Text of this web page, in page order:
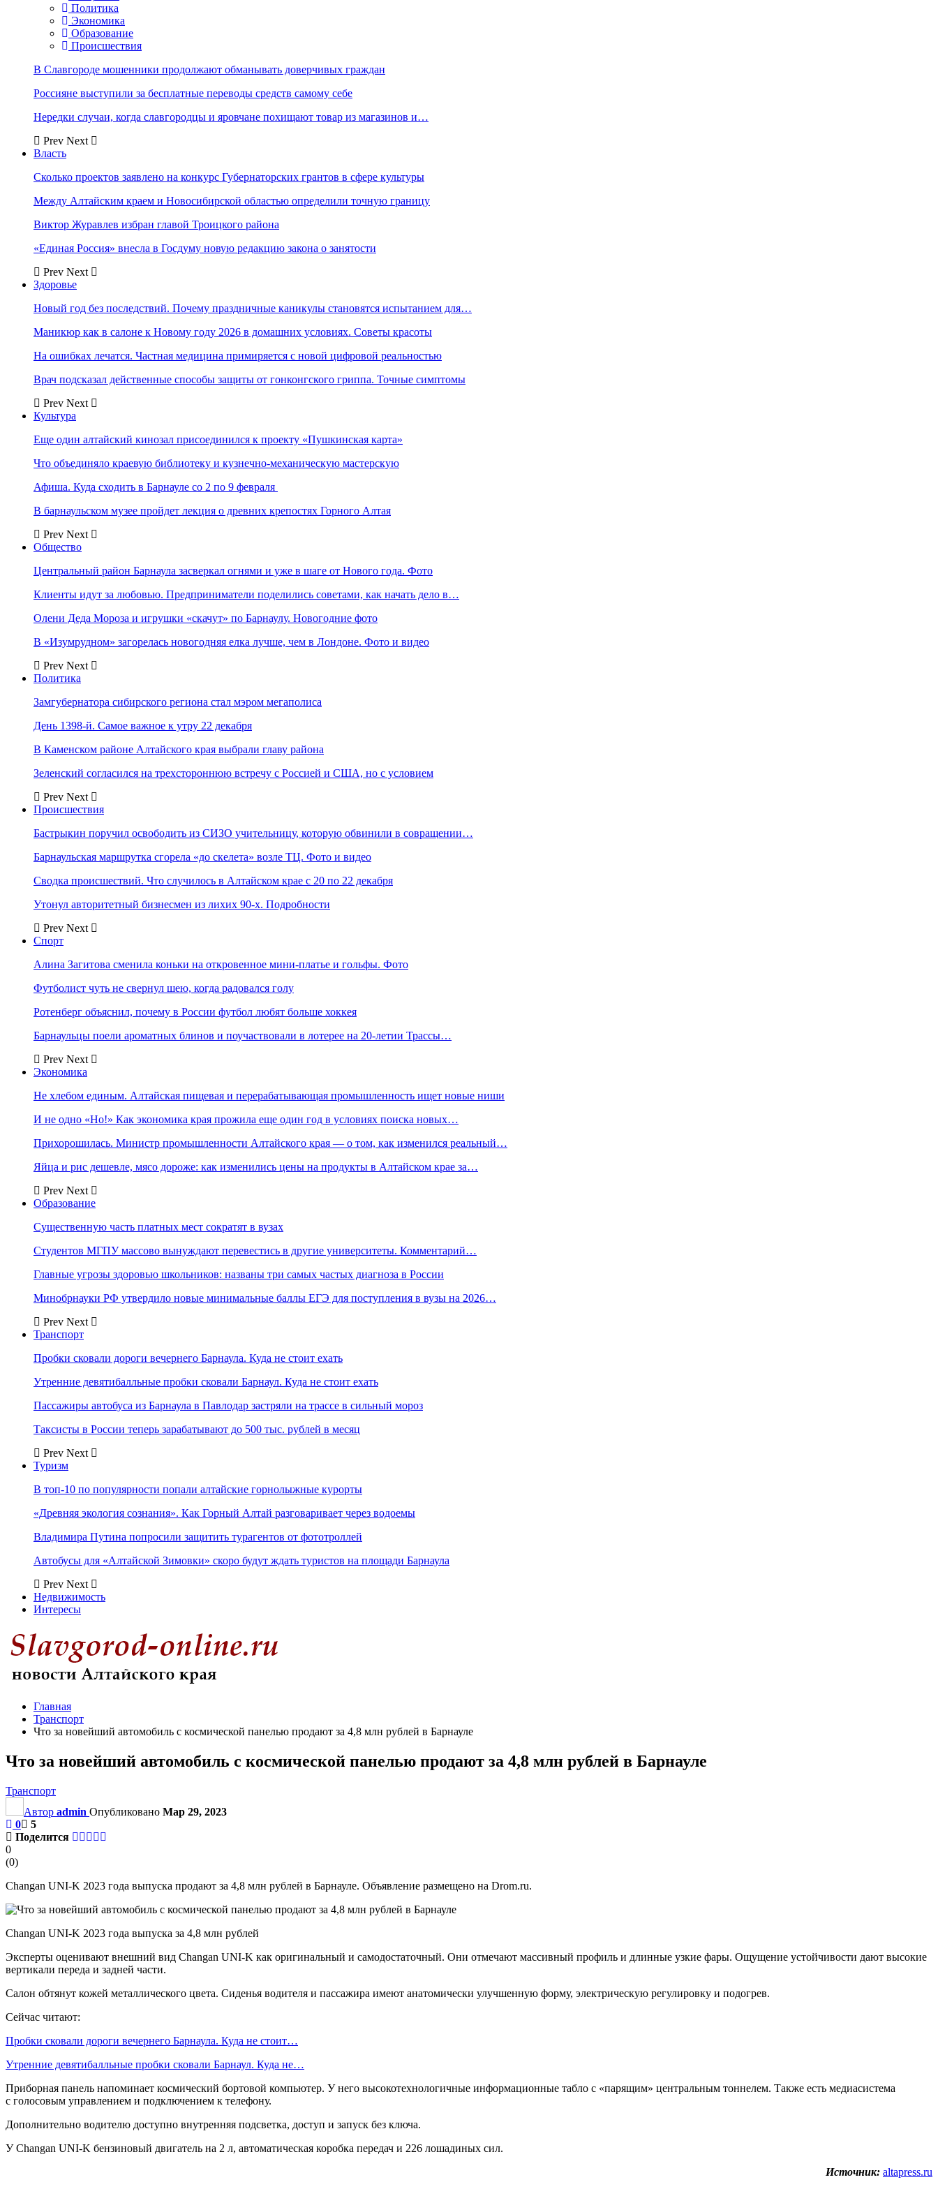
Политика
Экономика
Образование
Происшествия
В Славгороде мошенники продолжают обманывать доверчивых граждан
Россияне выступили за бесплатные переводы средств самому себе
Нередки случаи, когда славгородцы и яровчане похищают товар из магазинов и…
Prev Next
Власть
Сколько проектов заявлено на конкурс Губернаторских грантов в сфере культуры
Между Алтайским краем и Новосибирской областью определили точную границу
Виктор Журавлев избран главой Троицкого района
«Единая Россия» внесла в Госдуму новую редакцию закона о занятости
Prev Next
Здоровье
Новый год без последствий. Почему праздничные каникулы становятся испытанием для…
Маникюр как в салоне к Новому году 2026 в домашних условиях. Советы красоты
На ошибках лечатся. Частная медицина примиряется с новой цифровой реальностью
Врач подсказал действенные способы защиты от гонконгского гриппа. Точные симптомы
Prev Next
Культура
Еще один алтайский кинозал присоединился к проекту «Пушкинская карта»
Что объединяло краевую библиотеку и кузнечно-механическую мастерскую
Афиша. Куда сходить в Барнауле со 2 по 9 февраля
В барнаульском музее пройдет лекция о древних крепостях Горного Алтая
Prev Next
Общество
Центральный район Барнаула засверкал огнями и уже в шаге от Нового года. Фото
Клиенты идут за любовью. Предприниматели поделились советами, как начать дело в…
Олени Деда Мороза и игрушки «скачут» по Барнаулу. Новогодние фото
В «Изумрудном» загорелась новогодняя елка лучше, чем в Лондоне. Фото и видео
Prev Next
Политика
Замгубернатора сибирского региона стал мэром мегаполиса
День 1398-й. Самое важное к утру 22 декабря
В Каменском районе Алтайского края выбрали главу района
Зеленский согласился на трехстороннюю встречу с Россией и США, но с условием
Prev Next
Происшествия
Бастрыкин поручил освободить из СИЗО учительницу, которую обвинили в совращении…
Барнаульская маршрутка сгорела «до скелета» возле ТЦ. Фото и видео
Сводка происшествий. Что случилось в Алтайском крае с 20 по 22 декабря
Утонул авторитетный бизнесмен из лихих 90-х. Подробности
Prev Next
Спорт
Алина Загитова сменила коньки на откровенное мини-платье и гольфы. Фото
Футболист чуть не свернул шею, когда радовался голу
Ротенберг объяснил, почему в России футбол любят больше хоккея
Барнаульцы поели ароматных блинов и поучаствовали в лотерее на 20-летии Трассы…
Prev Next
Экономика
Не хлебом единым. Алтайская пищевая и перерабатывающая промышленность ищет новые ниши
И не одно «Но!» Как экономика края прожила еще один год в условиях поиска новых…
Прихорошилась. Министр промышленности Алтайского края — о том, как изменился реальный…
Яйца и рис дешевле, мясо дороже: как изменились цены на продукты в Алтайском крае за…
Prev Next
Образование
Существенную часть платных мест сократят в вузах
Студентов МГПУ массово вынуждают перевестись в другие университеты. Комментарий…
Главные угрозы здоровью школьников: названы три самых частых диагноза в России
Минобрнауки РФ утвердило новые минимальные баллы ЕГЭ для поступления в вузы на 2026…
Prev Next
Транспорт
Пробки сковали дороги вечернего Барнаула. Куда не стоит ехать
Утренние девятибалльные пробки сковали Барнаул. Куда не стоит ехать
Пассажиры автобуса из Барнаула в Павлодар застряли на трассе в сильный мороз
Таксисты в России теперь зарабатывают до 500 тыс. рублей в месяц
Prev Next
Туризм
В топ-10 по популярности попали алтайские горнолыжные курорты
«Древняя экология сознания». Как Горный Алтай разговаривает через водоемы
Владимира Путина попросили защитить турагентов от фототроллей
Автобусы для «Алтайской Зимовки» скоро будут ждать туристов на площади Барнаула
Prev Next
Недвижимость
Интересы
Главная
Транспорт
Что за новейший автомобиль с космической панелью продают за 4,8 млн рублей в Барнауле
Что за новейший автомобиль с космической панелью продают за 4,8 млн рублей в Барнауле
Транспорт
Автор admin Опубликовано Мар 29, 2023
0
5
Поделится
0
(0)
Changan UNI-K 2023 года выпуска продают за 4,8 млн рублей в Барнауле. Объявление размещено на Drom.ru.
Changan UNI-K 2023 года выпуска за 4,8 млн рублей
Эксперты оценивают внешний вид Changan UNI-K как оригинальный и самодостаточный. Они отмечают массивный профиль и длинные узкие фары. Ощущение устойчивости дают высокие
вертикали переда и задней части.
Салон обтянут кожей металлического цвета. Сиденья водителя и пассажира имеют анатомически улучшенную форму, электрическую регулировку и подогрев.
Сейчас читают:
Пробки сковали дороги вечернего Барнаула. Куда не стоит…
Утренние девятибалльные пробки сковали Барнаул. Куда не…
Приборная панель напоминает космический бортовой компьютер. У него высокотехнологичные информационные табло с «парящим» центральным тоннелем. Также есть медиасистема
с голосовым управлением и подключением к телефону.
Дополнительно водителю доступно внутренняя подсветка, доступ и запуск без ключа.
У Changan UNI-K бензиновый двигатель на 2 л, автоматическая коробка передач и 226 лошадиных сил.
Источник: altapress.ru